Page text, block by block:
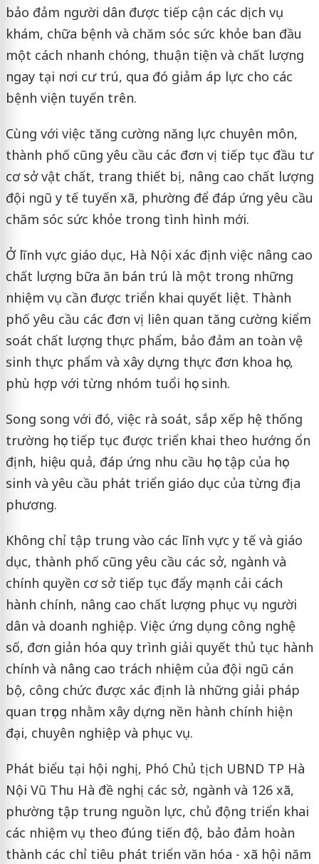
bảo đảm người dân được tiếp cận các dịch vụ
khám, chữa bệnh và chăm sóc sức khỏe ban đầu
một cách nhanh chóng, thuận tiện và chất lượng
ngay tại nơi cư trú, qua đó giảm áp lực cho các
bệnh viện tuyến trên.
Cùng với việc tăng cường năng lực chuyên môn,
thành phố cũng yêu cầu các đơn vị tiếp tục đầu tư
cơ sở vật chất, trang thiết bị, nâng cao chất lượng
đội ngũ y tế tuyến xã, phường để đáp ứng yêu cầu
chăm sóc sức khỏe trong tình hình mới.
Ở lĩnh vực giáo dục, Hà Nội xác định việc nâng cao
chất lượng bữa ăn bán trú là một trong những
nhiệm vụ cần được triển khai quyết liệt. Thành
phố yêu cầu các đơn vị liên quan tăng cường kiểm
soát chất lượng thực phẩm, bảo đảm an toàn vệ
sinh thực phẩm và xây dựng thực đơn khoa học,
phù hợp với từng nhóm tuổi học sinh.
Song song với đó, việc rà soát, sắp xếp hệ thống
trường học tiếp tục được triển khai theo hướng ổn
định, hiệu quả, đáp ứng nhu cầu học tập của học
sinh và yêu cầu phát triển giáo dục của từng địa
phương.
Không chỉ tập trung vào các lĩnh vực y tế và giáo
dục, thành phố cũng yêu cầu các sở, ngành và
chính quyền cơ sở tiếp tục đẩy mạnh cải cách
hành chính, nâng cao chất lượng phục vụ người
dân và doanh nghiệp. Việc ứng dụng công nghệ
số, đơn giản hóa quy trình giải quyết thủ tục hành
chính và nâng cao trách nhiệm của đội ngũ cán
bộ, công chức được xác định là những giải pháp
quan trọng nhằm xây dựng nền hành chính hiện
đại, chuyên nghiệp và phục vụ.
Phát biểu tại hội nghị, Phó Chủ tịch UBND TP Hà
Nội Vũ Thu Hà đề nghị các sở, ngành và 126 xã,
phường tập trung nguồn lực, chủ động triển khai
các nhiệm vụ theo đúng tiến độ, bảo đảm hoàn
thành các chỉ tiêu phát triển văn hóa - xã hội năm